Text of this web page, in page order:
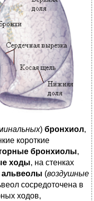
) бронхиол,
короткие
бронхиолы,
ходы, на стенках
альвеолы (воздушные
сосредоточена в
ходов,